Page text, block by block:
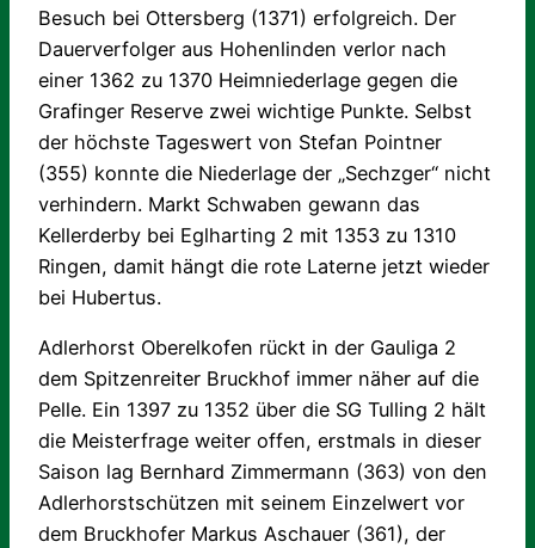
Besuch bei Ottersberg (1371) erfolgreich. Der
Dauerverfolger aus Hohenlinden verlor nach
einer 1362 zu 1370 Heimniederlage gegen die
Grafinger Reserve zwei wichtige Punkte. Selbst
der höchste Tageswert von Stefan Pointner
(355) konnte die Niederlage der „Sechzger“ nicht
verhindern. Markt Schwaben gewann das
Kellerderby bei Eglharting 2 mit 1353 zu 1310
Ringen, damit hängt die rote Laterne jetzt wieder
bei Hubertus.
Adlerhorst Oberelkofen rückt in der Gauliga 2
dem Spitzenreiter Bruckhof immer näher auf die
Pelle. Ein 1397 zu 1352 über die SG Tulling 2 hält
die Meisterfrage weiter offen, erstmals in dieser
Saison lag Bernhard Zimmermann (363) von den
Adlerhorstschützen mit seinem Einzelwert vor
dem Bruckhofer Markus Aschauer (361), der